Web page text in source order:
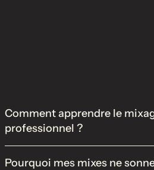
Comment apprendre le
professionnel ?
Pourquoi mes mixes ne